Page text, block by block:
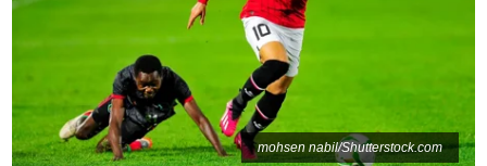
mohsen nabil/Shutterstock.com